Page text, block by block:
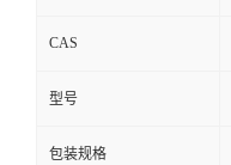
CAS
型号
包装规格